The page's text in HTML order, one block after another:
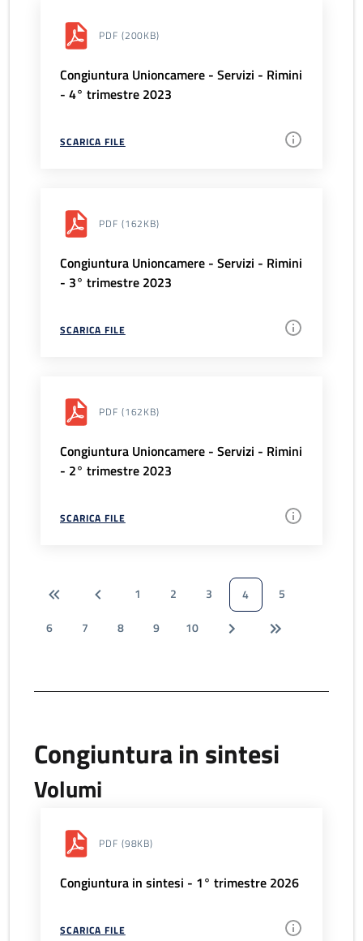
PDF (200KB)
Congiuntura Unioncamere - Servizi - Rimini
- 4° trimestre 2023
SCARICA FILE
PDF (162KB)
Congiuntura Unioncamere - Servizi - Rimini
- 3° trimestre 2023
SCARICA FILE
PDF (162KB)
Congiuntura Unioncamere - Servizi - Rimini
- 2° trimestre 2023
SCARICA FILE
1 2 3 4
5
6
7 8 9 10
Congiuntura in sintesi
Volumi
PDF (98KB)
Congiuntura in sintesi - 1° trimestre 2026
SCARICA FILE